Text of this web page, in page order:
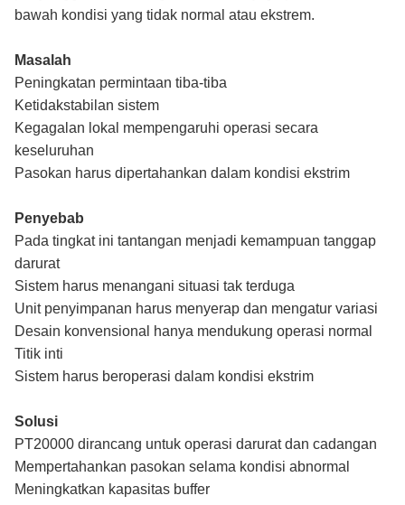
bawah kondisi yang tidak normal atau ekstrem.
Masalah
Peningkatan permintaan tiba-tiba
Ketidakstabilan sistem
Kegagalan lokal mempengaruhi operasi secara
keseluruhan
Pasokan harus dipertahankan dalam kondisi ekstrim
Penyebab
Pada tingkat ini tantangan menjadi kemampuan tanggap
darurat
Sistem harus menangani situasi tak terduga
Unit penyimpanan harus menyerap dan mengatur variasi
Desain konvensional hanya mendukung operasi normal
Titik inti
Sistem harus beroperasi dalam kondisi ekstrim
Solusi
PT20000 dirancang untuk operasi darurat dan cadangan
Mempertahankan pasokan selama kondisi abnormal
Meningkatkan kapasitas buffer